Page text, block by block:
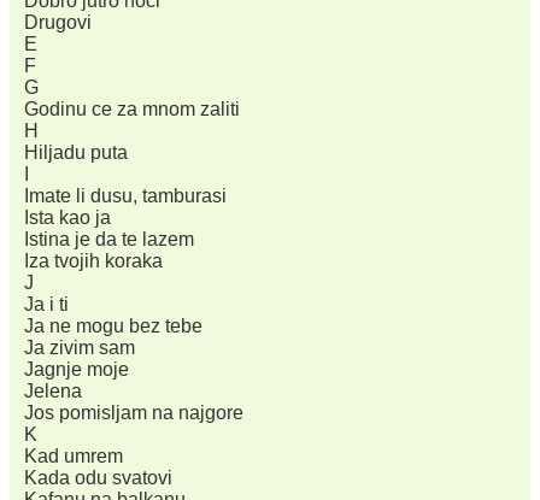
Drugovi
E
F
G
Godinu ce za mnom zaliti
H
Hiljadu puta
Imate li dusu, tamburasi
Ista kao ja
Istina je da te lazem
Iza tvojih koraka
J
Ja i ti
Ja ne mogu bez tebe
Ja zivim sam
Jagnje moje
Jelena
Jos pomisljam na najgore
K
Kad umrem
Kada odu svatovi